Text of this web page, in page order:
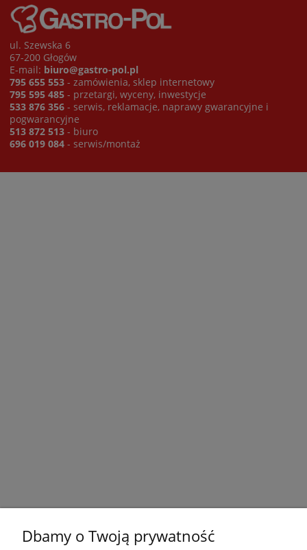
ul. Szewska 6
67-200 Głogów
E-mail: biuro@gastro-pol.pl
795 655 553 - zamówienia, sklep internetowy
795 595 485 - przetargi, wyceny, inwestycje
533 876 356 - serwis, reklamacje, naprawy gwarancyjne i
pogwarancyjne
513 872 513 - biuro
696 019 084 - serwis/montaż
Dbamy o Twoją prywatność